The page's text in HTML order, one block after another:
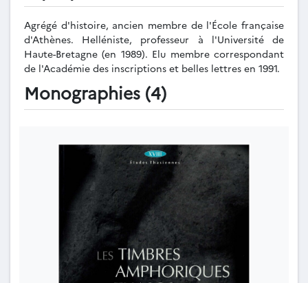
Agrégé d'histoire, ancien membre de l'École française
d'Athènes. Helléniste, professeur à l'Université de
Haute-Bretagne (en 1989). Elu membre correspondant
de l'Académie des inscriptions et belles lettres en 1991.
Monographies (4)